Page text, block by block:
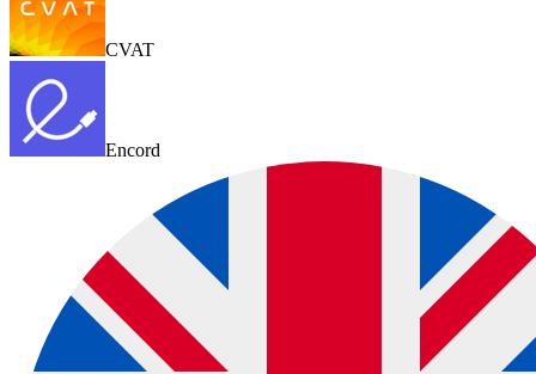
CVAT
Encord